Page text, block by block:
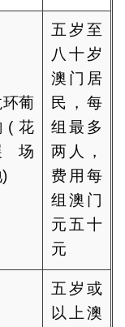
葡
(花
场
五岁至
八十岁
澳门居
民，每
组最多
两人，
费用每
组澳门
元五十
元
五岁或
以上澳